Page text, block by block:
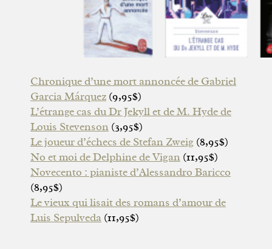
Chronique d’une mort annoncée de Gabriel
Garcia Márquez (9,95$)
L’étrange cas du Dr Jekyll et de M. Hyde de
Louis Stevenson (3,95$)
Le joueur d’échecs de Stefan Zweig (8,95$)
No et moi de Delphine de Vigan (11,95$)
Novecento : pianiste d’Alessandro Baricco
(8,95$)
Le vieux qui lisait des romans d’amour de
Luis Sepulveda (11,95$)